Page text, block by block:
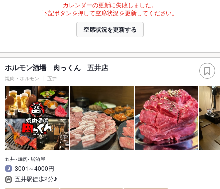
カレンダーの更新に失敗しました。
下記ボタンを押して空席状況を更新してください。
空席状況を更新する
ホルモン酒場 肉っくん 五井店
焼肉・ホルモン 五井
五井×焼肉×居酒屋
3001～4000円
五井駅徒歩2分♪